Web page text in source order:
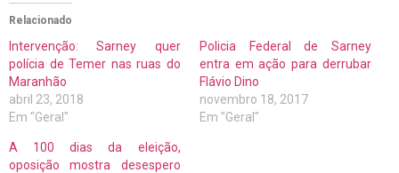
Relacionado
Intervenção: Sarney quer
polícia de Temer nas ruas do
Maranhão
abril 23, 2018
Em "Geral"
Policia Federal de Sarney
entra em ação para derrubar
Flávio Dino
novembro 18, 2017
Em "Geral"
A 100 dias da eleição,
oposição mostra desespero